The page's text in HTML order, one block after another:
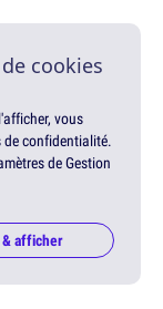
cookies
vous
de confidentialité.
de Gestion
afficher